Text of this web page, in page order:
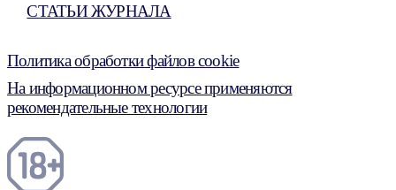
СТАТЬИ ЖУРНАЛА
Политика обработки файлов cookie
На информационном ресурсе применяются
рекомендательные технологии